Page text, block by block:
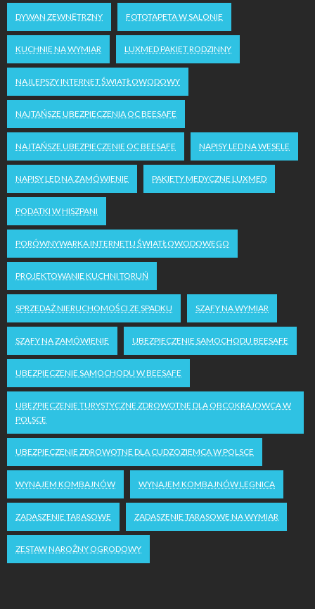
DYWAN ZEWNĘTRZNY FOTOTAPETA W SALONIE
KUCHNIE NA WYMIAR LUXMED PAKIET RODZINNY
NAJLEPSZY INTERNET ŚWIATŁOWODOWY
NAJTAŃSZE UBEZPIECZENIA OC BEESAFE
NAJTAŃSZE UBEZPIECZENIE OC BEESAFE NAPISY LED NA WESELE
NAPISY LED NA ZAMÓWIENIE PAKIETY MEDYCZNE LUXMED
PODATKI W HISZPANI
PORÓWNYWARKA INTERNETU ŚWIATŁOWODOWEGO
PROJEKTOWANIE KUCHNI TORUŃ
SPRZEDAŻ NIERUCHOMOŚCI ZE SPADKU SZAFY NA WYMIAR
SZAFY NA ZAMÓWIENIE UBEZPIECZENIE SAMOCHODU BEESAFE
UBEZPIECZENIE SAMOCHODU W BEESAFE
UBEZPIECZENIE TURYSTYCZNE ZDROWOTNE DLA OBCOKRAJOWCA W
POLSCE
UBEZPIECZENIE ZDROWOTNE DLA CUDZOZIEMCA W POLSCE
WYNAJEM KOMBAJNÓW WYNAJEM KOMBAJNÓW LEGNICA
ZADASZENIE TARASOWE ZADASZENIE TARASOWE NA WYMIAR
ZESTAW NAROŻNY OGRODOWY